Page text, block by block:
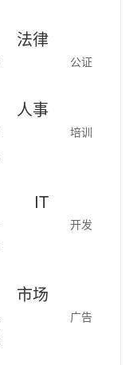
法律
公证
人事
培训
IT
开发
市场
广告